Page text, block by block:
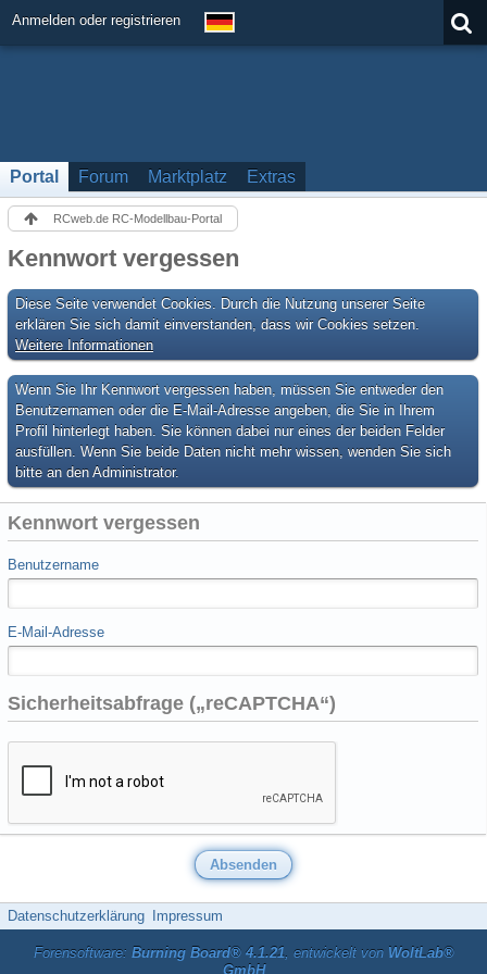
Anmelden oder registrieren
Portal Forum Marktplatz Extras
RCweb.de RC-Modellbau-Portal
Kennwort vergessen
Diese Seite verwendet Cookies. Durch die Nutzung unserer Seite
erklären Sie sich damit einverstanden, dass wir Cookies setzen.
Weitere Informationen
Wenn Sie Ihr Kennwort vergessen haben, müssen Sie entweder den
Benutzernamen oder die E-Mail-Adresse angeben, die Sie in Ihrem
Profil hinterlegt haben. Sie können dabei nur eines der beiden Felder
ausfüllen. Wenn Sie beide Daten nicht mehr wissen, wenden Sie sich
bitte an den Administrator.
Kennwort vergessen
Benutzername
E-Mail-Adresse
Sicherheitsabfrage („reCAPTCHA“)
Datenschutzerklärung Impressum
Forensoftware: Burning Board® 4.1.21, entwickelt von WoltLab®
GmbH